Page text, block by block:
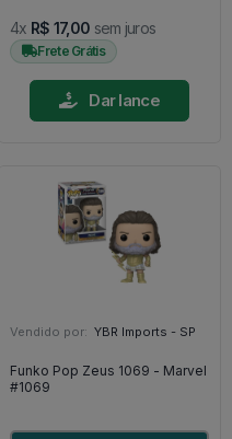
4x R$ 17,00 sem juros
Frete Grátis
Dar lance
Vendido por: YBR Imports - SP
Funko Pop Zeus 1069 - Marvel
#1069